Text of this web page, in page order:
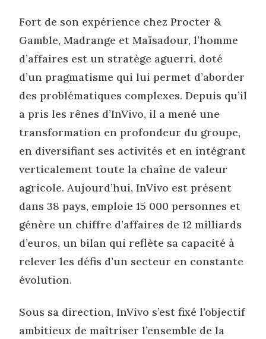
Fort de son expérience chez Procter &
Gamble, Madrange et Maïsadour, l’homme
d’affaires est un stratège aguerri, doté
d’un pragmatisme qui lui permet d’aborder
des problématiques complexes. Depuis qu’il
a pris les rênes d’InVivo, il a mené une
transformation en profondeur du groupe,
en diversifiant ses activités et en intégrant
verticalement toute la chaîne de valeur
agricole. Aujourd’hui, InVivo est présent
dans 38 pays, emploie 15 000 personnes et
génère un chiffre d’affaires de 12 milliards
d’euros, un bilan qui reflète sa capacité à
relever les défis d’un secteur en constante
évolution.
Sous sa direction, InVivo s’est fixé l’objectif
ambitieux de maîtriser l’ensemble de la